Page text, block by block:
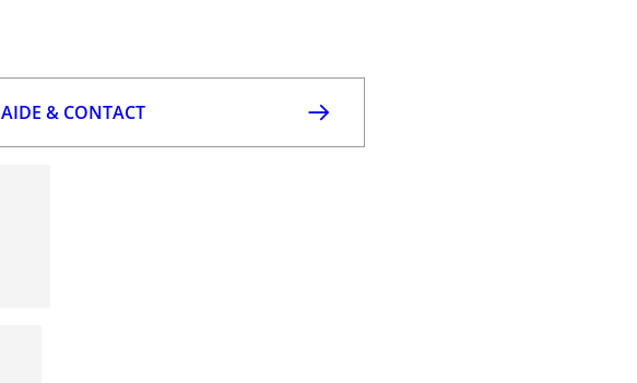
AIDE & CONTACT